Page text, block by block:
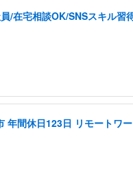
/在宅相談OK/SNSスキル習
年間休日123日 リモートワ